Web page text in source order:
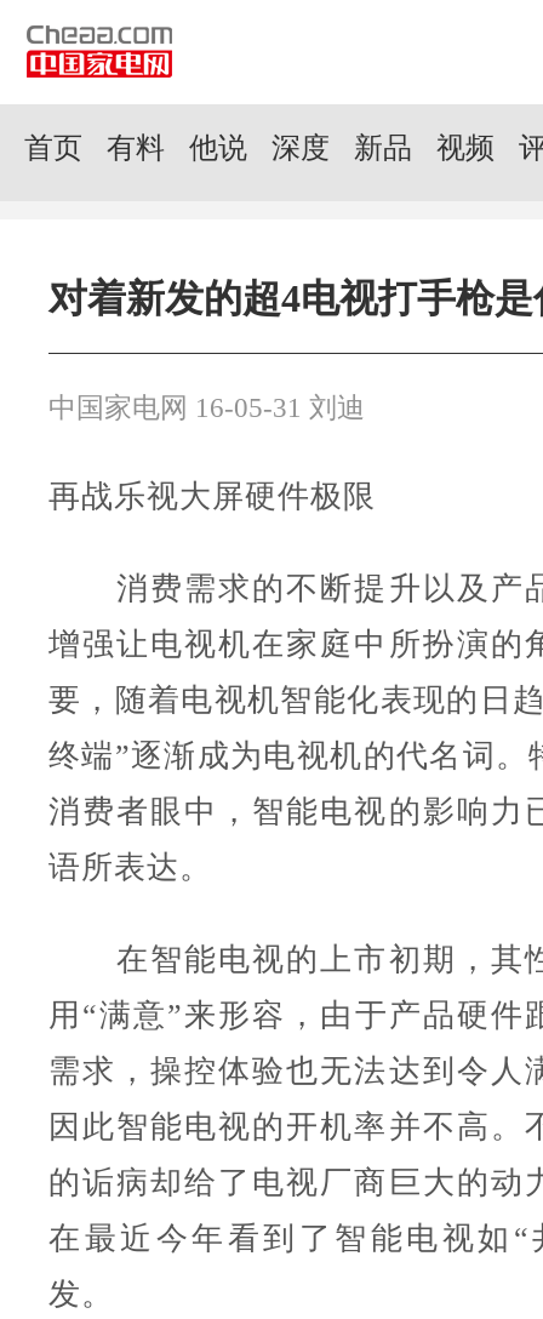
首页 有料 他说 深度 新品 视频
对着新发的超4电视打手枪
中国家电网 16-05-31 刘迪
再战乐视大屏硬件极限
消费需求的不断提升以及产
增强让电视机在家庭中所扮演的
要，随着电视机智能化表现的日
终端”逐渐成为电视机的代名词。
消费者眼中，智能电视的影响力
语所表达。
在智能电视的上市初期，其
用“满意”来形容，由于产品硬件
需求，操控体验也无法达到令人
因此智能电视的开机率并不高。
的诟病却给了电视厂商巨大的动
在最近今年看到了智能电视如“
发。